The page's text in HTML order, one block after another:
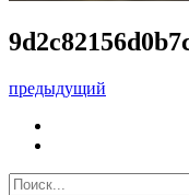
предыдущий